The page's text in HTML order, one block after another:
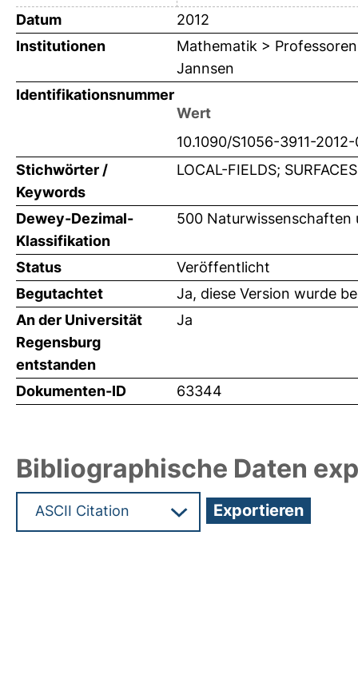
Datum
2012
Institutionen
Mathematik >
Jannsen
Identifikationsnummer
Wert
10.1090/S1056-3911-
Stichwörter /
Keywords
LOCAL-FIELDS;
Dewey-Dezimal-
Klassifikation
500 Naturwissenschaften
Status
Veröffentlicht
Begutachtet
Ja, diese Version wurde
An der Universität
Regensburg
entstanden
Ja
Dokumenten-ID 63344
Bibliographische Daten